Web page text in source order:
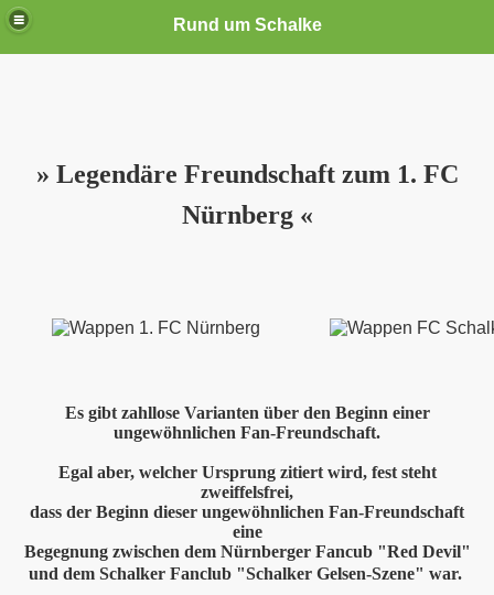
Rund um Schalke
» Legendäre Freundschaft zum 1. FC
Nürnberg «
Es gibt zahllose Varianten über den Beginn einer
ungewöhnlichen Fan-Freundschaft.
Egal aber, welcher Ursprung zitiert wird, fest steht
zweiffelsfrei,
dass der Beginn dieser ungewöhnlichen Fan-Freundschaft
eine
Begegnung zwischen dem Nürnberger Fancub "Red Devil"
und dem Schalker Fanclub "Schalker Gelsen-Szene" war.